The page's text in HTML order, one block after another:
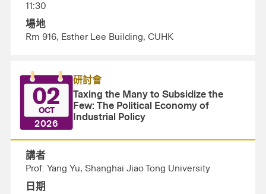
11:30
場地
Rm 916, Esther Lee Building, CUHK
02
OCT
2026
研討會
Taxing the Many to Subsidize the
Few: The Political Economy of
Industrial Policy
講者
Prof. Yang Yu, Shanghai Jiao Tong University
日期